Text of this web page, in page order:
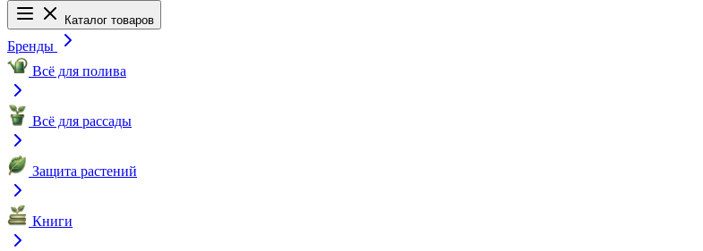
Каталог товаров
Бренды
Всё для полива
Всё для рассады
Защита растений
Книги